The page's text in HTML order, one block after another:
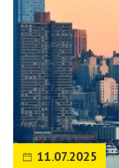
11.07.2025